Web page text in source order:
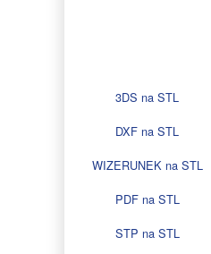
3DS na STL
DXF na STL
WIZERUNEK na STL
PDF na STL
STP na STL